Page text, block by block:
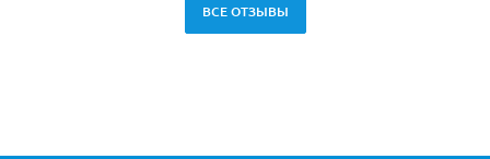
ВСЕ ОТЗЫВЫ